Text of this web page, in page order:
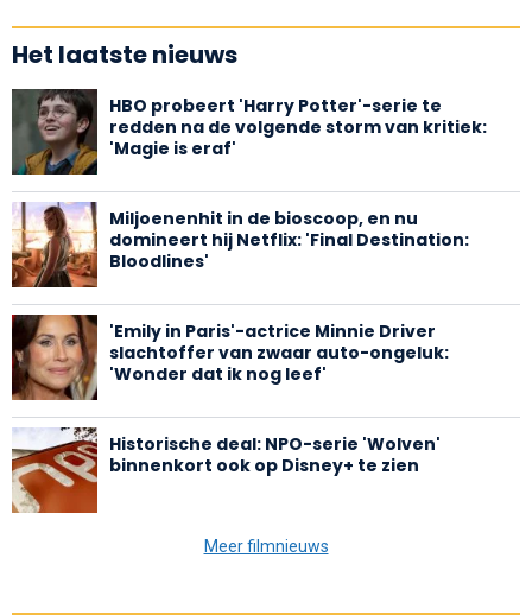
Het laatste nieuws
HBO probeert 'Harry Potter'-serie te
redden na de volgende storm van kritiek:
'Magie is eraf'
Miljoenenhit in de bioscoop, en nu
domineert hij Netflix: 'Final Destination:
Bloodlines'
'Emily in Paris'-actrice Minnie Driver
slachtoffer van zwaar auto-ongeluk:
'Wonder dat ik nog leef'
Historische deal: NPO-serie 'Wolven'
binnenkort ook op Disney+ te zien
Meer filmnieuws